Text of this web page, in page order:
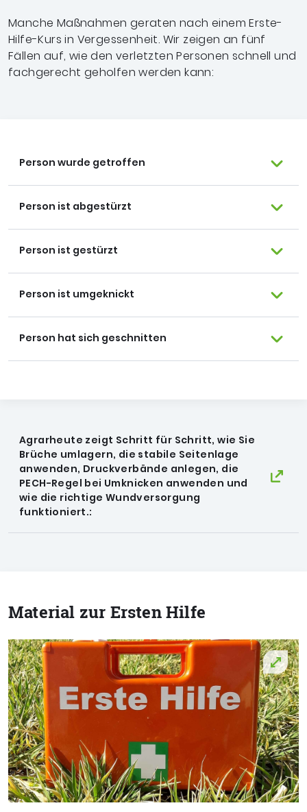
Manche Maßnahmen geraten nach einem Erste-
Hilfe-Kurs in Vergessenheit. Wir zeigen an fünf
Fällen auf, wie den verletzten Personen schnell und
fachgerecht geholfen werden kann:
Person wurde getroffen
Person ist abgestürzt
Person ist gestürzt
Person ist umgeknickt
Person hat sich geschnitten
Agrarheute zeigt Schritt für Schritt, wie Sie
Brüche umlagern, die stabile Seitenlage
anwenden, Druckverbände anlegen, die
PECH-Regel bei Umknicken anwenden und
wie die richtige Wundversorgung
funktioniert.:
Material zur Ersten Hilfe